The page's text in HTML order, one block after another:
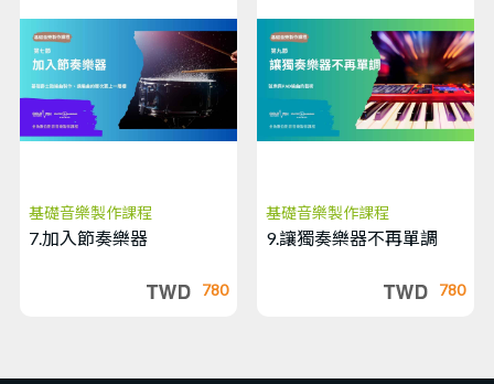
基礎音樂製作課程
7.加入節奏樂器
780
基礎音樂製作課程
9.讓獨奏樂器不再單調
780